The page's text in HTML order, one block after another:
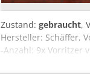
Zustand: gebraucht,
Hersteller: Schäffer,
-Anzahl: 9x Vorritzer